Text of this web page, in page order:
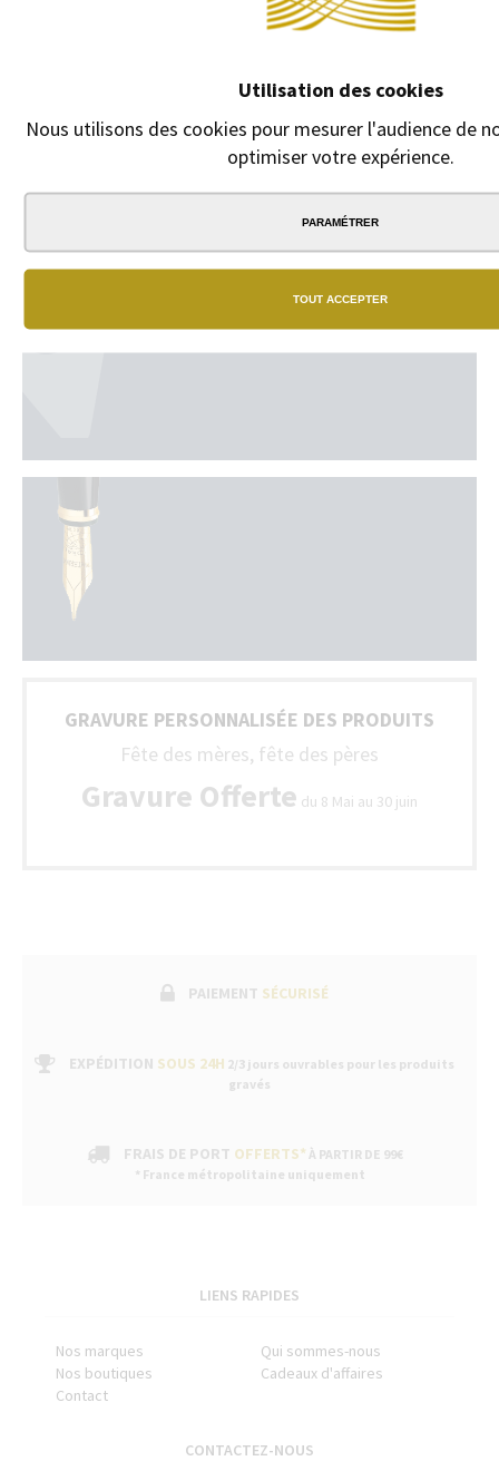
Utilisation des cookies
Nous utilisons des cookies pour mesurer l'audience de
optimiser votre expérience.
PARAMÉTRER
TOUT ACCEPTER
texte en
"GRAVURE +
9,00 €
GRAVURE PERSONNALISÉE DES PRODUITS
Fête des mères, fête des pères
Gravure Offerte du 8 Mai au 30 juin
PAIEMENT SÉCURISÉ
EXPÉDITION SOUS 24H 2/3 jours ouvrables pour les produits
gravés
FRAIS DE PORT OFFERTS* À PARTIR DE 99€
* France métropolitaine uniquement
LIENS RAPIDES
Nos marques
Qui sommes-nous
Nos boutiques
Cadeaux d'affaires
Contact
CONTACTEZ-NOUS